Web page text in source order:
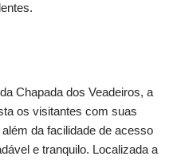
Chapada dos Veadeiros, a
os visitantes com suas
da facilidade de acesso
e tranquilo. Localizada a